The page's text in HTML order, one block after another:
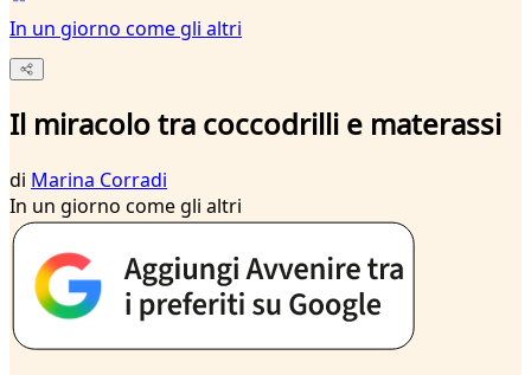
In un giorno come gli altri
Il miracolo tra coccodrilli e materassi
di Marina Corradi
In un giorno come gli altri